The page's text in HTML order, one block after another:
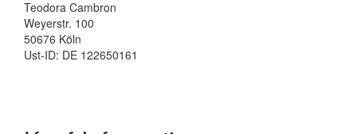
Teodora Cambron
Weyerstr. 100
50676 Köln
Ust-ID: DE 122650161